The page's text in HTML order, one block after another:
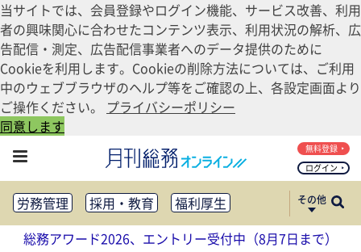
当サイトでは、会員登録やログイン機能、サービス改善、利用
者の興味関心に合わせたコンテンツ表示、利用状況の解析、広
告配信・測定、広告配信事業者へのデータ提供のために
Cookieを利用します。Cookieの削除方法については、ご利用
中のウェブブラウザのヘルプ等をご確認の上、各設定画面より
ご操作ください。 プライバシーポリシー
同意します
ログイン
無料登録
労務管理 採用・教育
福利厚生
健康経営
働き方改革
法務・コンプライアンス
その他
総務アワード2026、エントリー受付中（8月7日まで）